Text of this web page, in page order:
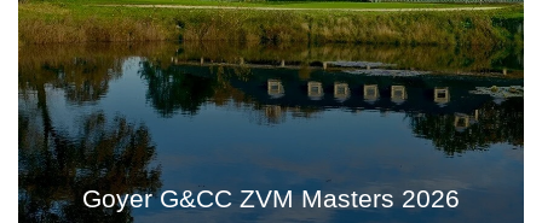
Goyer G&CC ZVM Masters 2026